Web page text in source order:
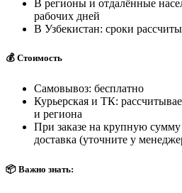
В регионы и отдалённые
рабочих дней
В Узбекистан: сроки
💰 Стоимость
Самовывоз: бесплатно
Курьерская и ТК:
и региона
При заказе на крупную
доставка (уточните у
📦 Важно знать: